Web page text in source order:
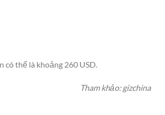
có thể là khoảng 260 USD.
Tham khảo: gizchina